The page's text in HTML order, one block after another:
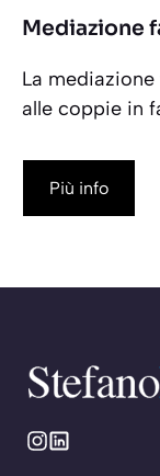
Mediazione
La
alle coppie in
Più info